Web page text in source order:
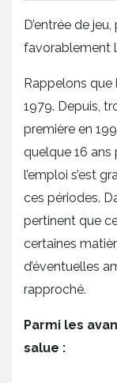
D’entrée de
favorablement
Rappelons
1979. Depuis,
première en
quelque 16
l’emploi s’est
ces périodes.
pertinent que
certaines
d’éventuelles
rapproché.
Parmi les
salue :